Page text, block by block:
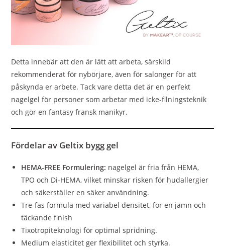
Detta innebär att den är lätt att arbeta, särskild
rekommenderat för nybörjare, även för salonger för att
påskynda er arbete. Tack vare detta det är en perfekt
nagelgel för personer som arbetar med icke-filningsteknik
och gör en fantasy fransk manikyr.
Fördelar av Geltix bygg gel
HEMA-FREE Formulering: nagelgel är fria från HEMA,
TPO och Di-HEMA, vilket minskar risken för hudallergier
och säkerställer en säker användning.
Tre-fas formula med variabel densitet, för en jämn och
täckande finish
Tixotropiteknologi för optimal spridning.
Medium elasticitet ger flexibilitet och styrka.